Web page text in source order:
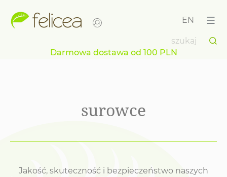
treści
EN
Darmowa dostawa od 100 PLN
surowce
Jakość, skuteczność i bezpieczeństwo naszych